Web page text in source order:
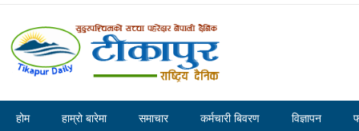
होम हाम्रो बारेमा समाचार कर्मचारी बिवरण विज्ञापन